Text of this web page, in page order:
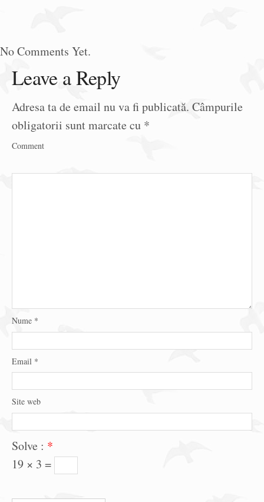
No Comments Yet.
Leave a Reply
Adresa ta de email nu va fi publicată. Câmpurile
obligatorii sunt marcate cu *
Comment
Nume *
Email *
Site web
Solve : *
19 × 3 =